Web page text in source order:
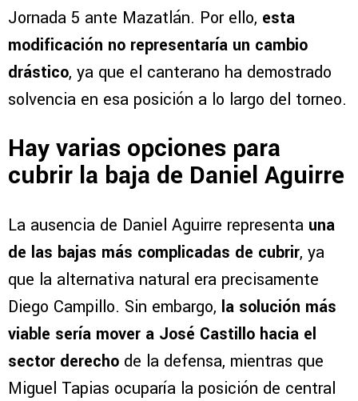
Jornada 5 ante Mazatlán. Por ello, esta
modificación no representaría un cambio
drástico, ya que el canterano ha demostrado
solvencia en esa posición a lo largo del torneo.
Hay varias opciones para
cubrir la baja de Daniel Aguirre
La ausencia de Daniel Aguirre representa una
de las bajas más complicadas de cubrir, ya
que la alternativa natural era precisamente
Diego Campillo. Sin embargo, la solución más
viable sería mover a José Castillo hacia el
sector derecho de la defensa, mientras que
Miguel Tapias ocuparía la posición de central